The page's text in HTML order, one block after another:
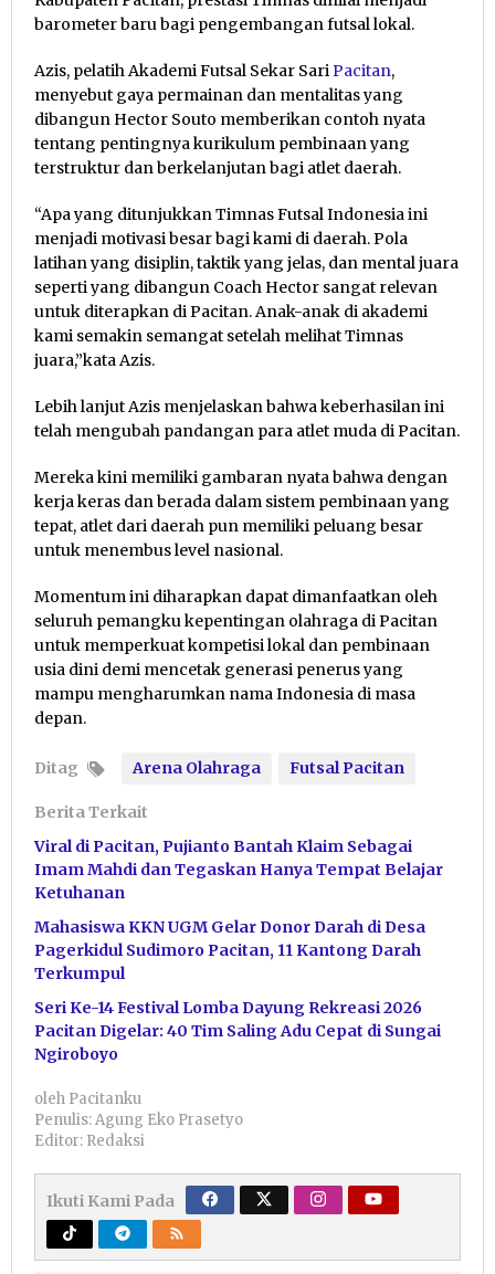
barometer baru bagi pengembangan futsal lokal.
Azis, pelatih Akademi Futsal Sekar SariPacitan,
menyebut gaya permainan dan mentalitas yang
dibangun Hector Souto memberikan contoh nyata
tentang pentingnya kurikulum pembinaan yang
terstruktur dan berkelanjutan bagi atlet daerah.
“Apa yang ditunjukkan Timnas Futsal Indonesia ini
menjadi motivasi besar bagi kami di daerah. Pola
latihan yang disiplin, taktik yang jelas, dan mental juara
seperti yang dibangun Coach Hector sangat relevan
untuk diterapkan di Pacitan. Anak-anak di akademi
kami semakin semangat setelah melihat Timnas
juara,”kata Azis.
Lebih lanjut Azis menjelaskan bahwa keberhasilan ini
telah mengubah pandangan para atlet muda di Pacitan.
Mereka kini memiliki gambaran nyata bahwa dengan
kerja keras dan berada dalam sistem pembinaan yang
tepat, atlet dari daerah pun memiliki peluang besar
untuk menembus level nasional.
Momentum ini diharapkan dapat dimanfaatkan oleh
seluruh pemangku kepentingan olahraga di Pacitan
untuk memperkuat kompetisi lokal dan pembinaan
usia dini demi mencetak generasi penerus yang
mampu mengharumkan nama Indonesia di masa
depan.
Ditag Arena Olahraga Futsal Pacitan
Berita Terkait
Viral di Pacitan, Pujianto Bantah Klaim Sebagai
Imam Mahdi dan Tegaskan Hanya Tempat Belajar
Ketuhanan
Mahasiswa KKN UGM Gelar Donor Darah di Desa
Pagerkidul Sudimoro Pacitan, 11 Kantong Darah
Terkumpul
Seri Ke-14 Festival Lomba Dayung Rekreasi 2026
Pacitan Digelar: 40 Tim Saling Adu Cepat di Sungai
Ngiroboyo
oleh Pacitanku
Penulis: Agung Eko Prasetyo
Editor: Redaksi
Ikuti Kami Pada